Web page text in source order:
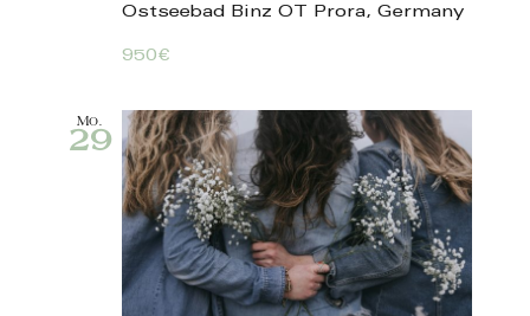
Ostseebad Binz OT Prora, Germany
950€
Mo.
29